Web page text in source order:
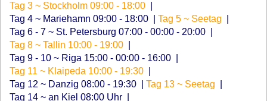
Tag 3 ~ Stockholm 09:00 - 18:00
Tag 4 ~ Mariehamn 09:00 - 18:00
Tag 5 ~ Seetag
Tag 6 - 7 ~ St. Petersburg 07:00 - 00:00 - 20:00
Tag 8 ~ Tallin 10:00 - 19:00
Tag 9 - 10 ~ Riga 15:00 - 00:00 - 16:00
Tag 11 ~ Klaipeda 10:00 - 19:30
Tag 12 ~ Danzig 08:00 - 19:30
Tag 13 ~ Seetag
Tag 14 ~ an Kiel 08:00 Uhr